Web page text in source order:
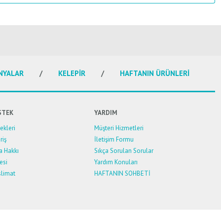
KELEPİR HAFTANIN ÜRÜNLERİ
Hakkı
YARDIM
Müşteri Hizmetleri
İletişim Formu
Sıkça Sorulan Sorular
Yardım Konuları
HAFTANIN SOHBETİ